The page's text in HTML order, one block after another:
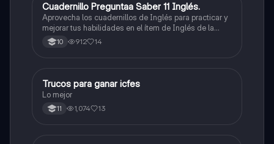
ICFES: Inglés
Cuadernillo Preguntaa Saber 11 Inglés.
Aprovecha los cuadernillos de Inglés para practicar y
mejorar tus habilidades en el ítem de Inglés de la
Prueba Saber 11. 🫡
10 912 14
Química
Trucos para ganar icfes
Lo mejor
11 1,074 13